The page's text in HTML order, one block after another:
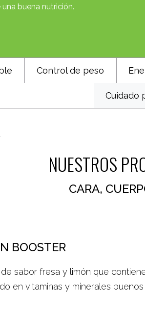
buena nutrición.
Control de peso
Cuidado
NUESTROS
CARA,
BOOSTER
sabor fresa y limón que
en vitaminas y minerales